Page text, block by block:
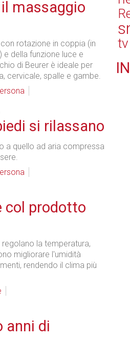
massaggio
rotazione in coppia (in
della funzione luce e
di Beurer è ideale per
cervicale, spalle e gambe.
si rilassano
a quello ad aria compressa
col prodotto
la temperatura,
migliorare l'umidità
rendendo il clima più
anni di
tv
IN